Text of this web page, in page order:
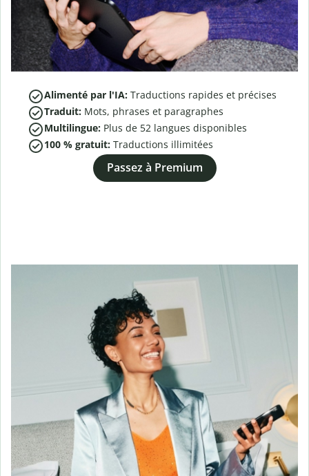
Alimenté par l'IA: Traductions rapides et précises
Traduit: Mots, phrases et paragraphes
Multilingue: Plus de 52 langues disponibles
100 % gratuit: Traductions illimitées
Passez à Premium